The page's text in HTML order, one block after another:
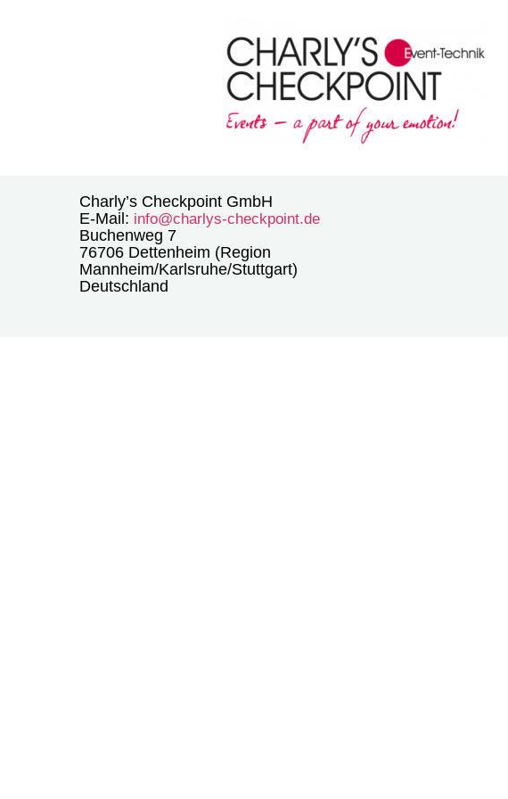
Charly’s Checkpoint GmbH
E-Mail: info@charlys-checkpoint.de
Buchenweg 7
76706 Dettenheim (Region
Mannheim/Karlsruhe/Stuttgart)
Deutschland